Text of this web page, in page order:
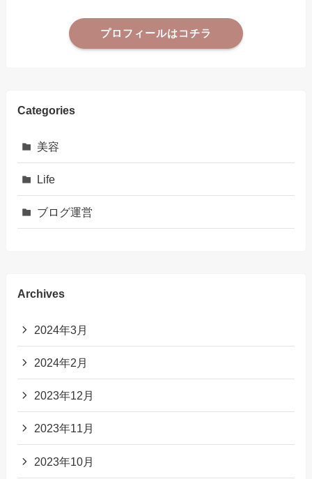
プロフィールはコチラ
Categories
美容
Life
ブログ運営
Archives
2024年3月
2024年2月
2023年12月
2023年11月
2023年10月